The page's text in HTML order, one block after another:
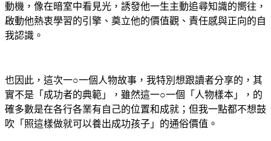
動機，像在暗室中看見光，誘發他一生主動追尋知識的嚮往，
啟動他熱衷學習的引擎、奠立他的價值觀、責任感與正向的自
我認識。
也因此，這次一○一個人物故事，我特別想跟讀者分享的，其
實不是「成功者的典範」，雖然這一○一個「人物樣本」，的
確多數是在各行各業有自己的位置和成就；但我一點都不想鼓
吹「照這樣做就可以養出成功孩子」的通俗價值。